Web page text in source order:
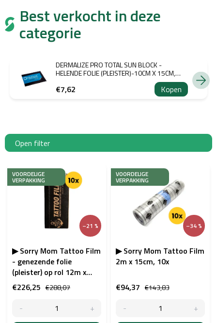
Best verkocht in deze
categorie
DERMALIZE PRO TOTAL SUN BLOCK -
HELENDE FOLIE (PLEISTER)-10CM X 15CM,
€7,62 Kopen
Open filter
L
VOORDELIGE
VERPAKKING
–21 %
▶ Sorry Mom Tattoo Film
- genezende folie
(pleister) op rol 12m x
15cm, 10x€288,07
€226,25
VOORDELIGE
VERPAKKING
–34 %
▶ Sorry Mom Tattoo Film
2m x 15cm, 10x
€143,83
€94,37